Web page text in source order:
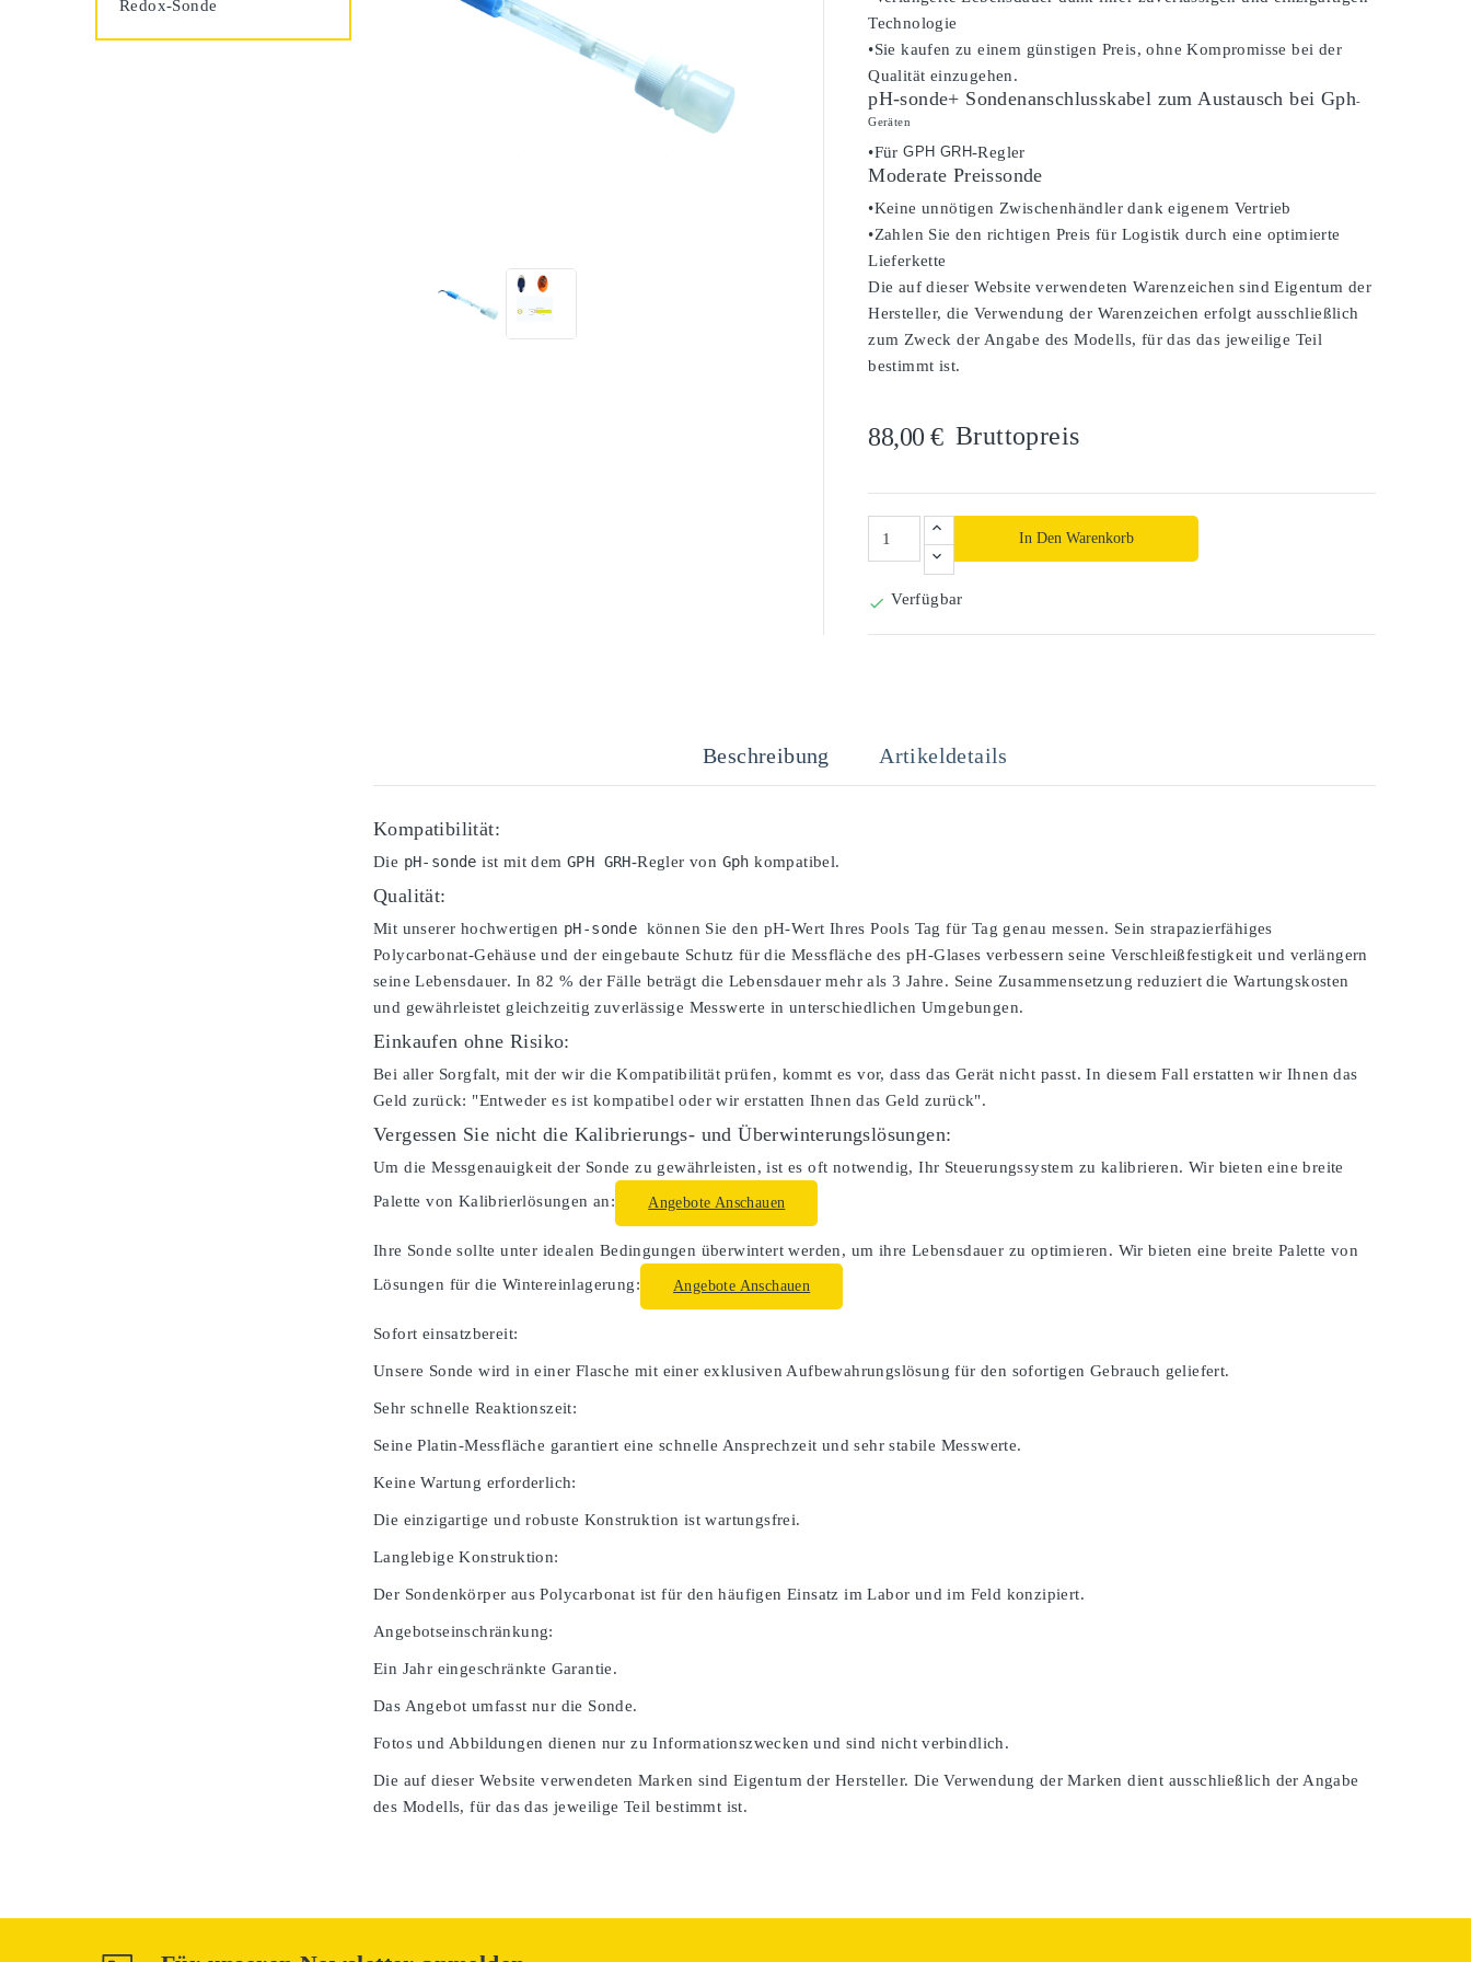
Redox-Sonde
Technologie
•Sie kaufen zu einem günstigen Preis, ohne Kompromisse bei der
Qualität einzugehen.
pH-sonde+ Sondenanschlusskabel zum Austausch bei Gph-
Geräten
•FürGPH GRH-Regler
Moderate Preissonde
•Keine unnötigen Zwischenhändler dank eigenem Vertrieb
•Zahlen Sie den richtigen Preis für Logistik durch eine optimierte
Lieferkette
Die auf dieser Website verwendeten Warenzeichen sind Eigentum der
Hersteller, die Verwendung der Warenzeichen erfolgt ausschließlich
zum Zweck der Angabe des Modells, für das das jeweilige Teil
bestimmt ist.
88,00 € Bruttopreis
In Den Warenkorb
 Verfügbar
Beschreibung Artikeldetails
Kompatibilität:
Die pH-sonde ist mit demGPH GRH-Regler von Gph kompatibel.
Qualität:
Mit unserer hochwertigen pH-sonde können Sie den pH-Wert Ihres Pools Tag für Tag genau messen. Sein strapazierfähiges
Polycarbonat-Gehäuse und der eingebaute Schutz für die Messfläche des pH-Glases verbessern seine Verschleißfestigkeit und verlängern
seine Lebensdauer. In 82 % der Fälle beträgt die Lebensdauer mehr als 3 Jahre. Seine Zusammensetzung reduziert die Wartungskosten
und gewährleistet gleichzeitig zuverlässige Messwerte in unterschiedlichen Umgebungen.
Einkaufen ohne Risiko:
Bei aller Sorgfalt, mit der wir die Kompatibilität prüfen, kommt es vor, dass das Gerät nicht passt. In diesem Fall erstatten wir Ihnen das
Geld zurück: "Entweder es ist kompatibel oder wir erstatten Ihnen das Geld zurück".
Vergessen Sie nicht die Kalibrierungs- und Überwinterungslösungen:
Um die Messgenauigkeit der Sonde zu gewährleisten, ist es oft notwendig, Ihr Steuerungssystem zu kalibrieren. Wir bieten eine breite
Palette von Kalibrierlösungen an:
Angebote Anschauen
Ihre Sonde sollte unter idealen Bedingungen überwintert werden, um ihre Lebensdauer zu optimieren. Wir bieten eine breite Palette von
Lösungen für die Wintereinlagerung:
Angebote Anschauen
Sofort einsatzbereit:
Unsere Sonde wird in einer Flasche mit einer exklusiven Aufbewahrungslösung für den sofortigen Gebrauch geliefert.
Sehr schnelle Reaktionszeit:
Seine Platin-Messfläche garantiert eine schnelle Ansprechzeit und sehr stabile Messwerte.
Keine Wartung erforderlich:
Die einzigartige und robuste Konstruktion ist wartungsfrei.
Langlebige Konstruktion:
Der Sondenkörper aus Polycarbonat ist für den häufigen Einsatz im Labor und im Feld konzipiert.
Angebotseinschränkung:
Ein Jahr eingeschränkte Garantie.
Das Angebot umfasst nur die Sonde.
Fotos und Abbildungen dienen nur zu Informationszwecken und sind nicht verbindlich.
Die auf dieser Website verwendeten Marken sind Eigentum der Hersteller. Die Verwendung der Marken dient ausschließlich der Angabe
des Modells, für das das jeweilige Teil bestimmt ist.